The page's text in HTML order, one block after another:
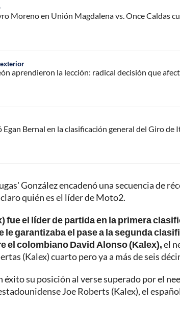
Moreno en Unión Magdalena vs. Once Caldas
aprendieron la lección: radical decisión que
Egan Bernal en la clasificación general del Giro de
González encadenó una secuencia de
quién es el líder de Moto2.
fue el líder de partida en la primera
le garantizaba el pase a la segunda
el colombiano David Alonso (Kalex),el
(Kalex) cuarto pero ya a más de seis
su posición al verse superado por el
Joe Roberts (Kalex), el